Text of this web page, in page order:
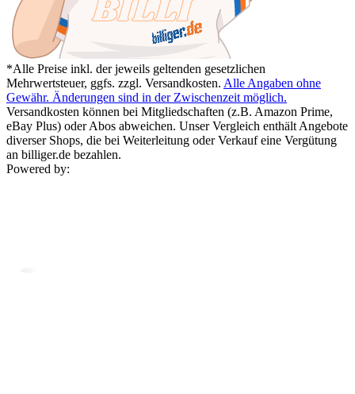
*Alle Preise inkl. der jeweils geltenden gesetzlichen
Mehrwertsteuer, ggfs. zzgl. Versandkosten. Alle Angaben ohne
Gewähr. Änderungen sind in der Zwischenzeit möglich.
Versandkosten können bei Mitgliedschaften (z.B. Amazon Prime,
eBay Plus) oder Abos abweichen. Unser Vergleich enthält Angebote
diverser Shops, die bei Weiterleitung oder Verkauf eine Vergütung
an billiger.de bezahlen.
Powered by: